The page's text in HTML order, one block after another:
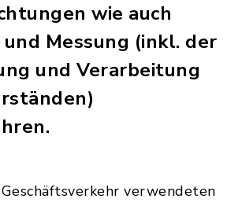
wie auch
Messung (inkl. der
und Verarbeitung
verwendeten